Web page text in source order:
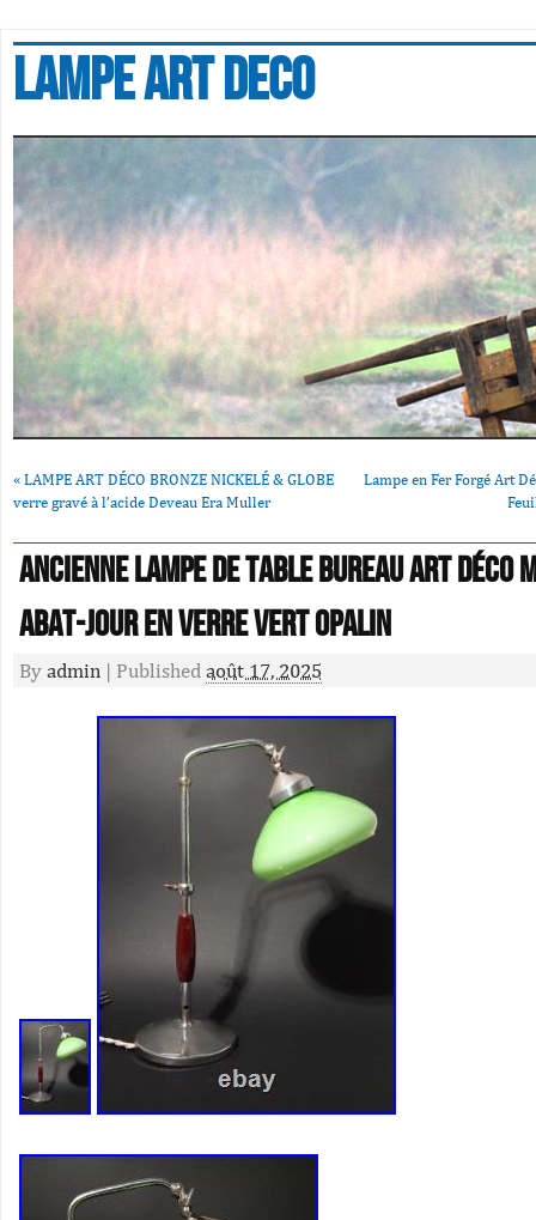
Lampe art deco
« LAMPE ART DÉCO BRONZE NICKELÉ & GLOBE
verre gravé à l’acide Deveau Era Muller
Lampe en Fer Forgé Art
Ancienne Lampe De Table Bureau Art Déco
Abat-Jour En Verre Vert Opalin
By admin | Published août 17, 2025